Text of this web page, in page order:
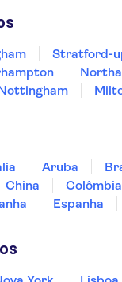
Stratford-
Aruba
China
Colômbia
Espanha